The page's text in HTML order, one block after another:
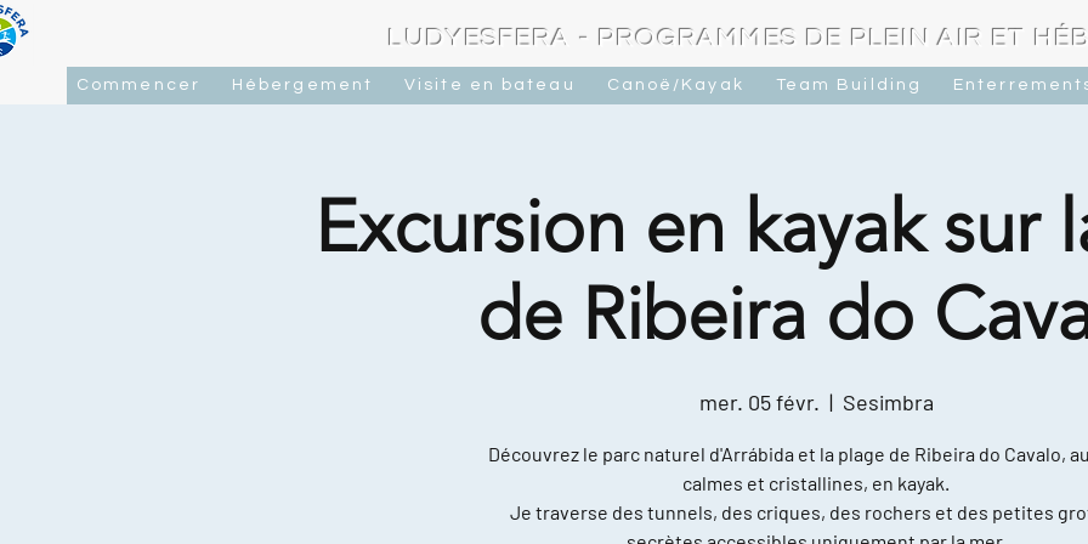
LUDYESFERA - PROGRAMMES DE PLEIN AIR ET
Commencer Hébergement Visite en bateau Canoë/Kayak Team Building
Excursion en kayak sur
de Ribeira do
mer. 05 févr.
  |
Sesimbra
Découvrez le parc naturel d'Arrábida et la plage de Ribeira do Cavalo,
calmes et cristallines, en kayak.
Je traverse des tunnels, des criques, des rochers et des petites